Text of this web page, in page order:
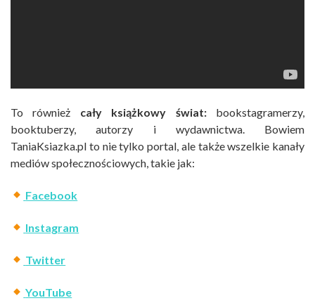
To również cały książkowy świat:bookstagramerzy,
booktuberzy, autorzy i wydawnictwa. Bowiem
TaniaKsiazka.pl to nie tylko portal, ale także wszelkie kanały
mediów społecznościowych, takie jak:
Facebook
Instagram
Twitter
YouTube